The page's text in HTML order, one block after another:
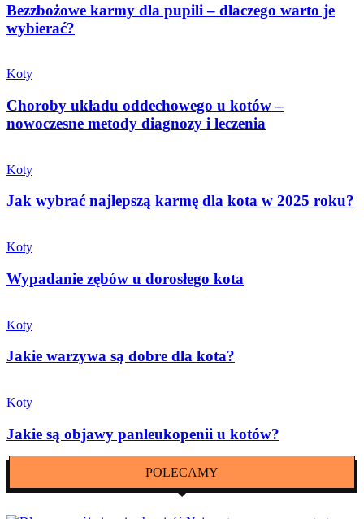
Bezzbożowe karmy dla pupili – dlaczego warto je
wybierać?
Koty
Choroby układu oddechowego u kotów –
nowoczesne metody diagnozy i leczenia
Koty
Jak wybrać najlepszą karmę dla kota w 2025 roku?
Koty
Wypadanie zębów u dorosłego kota
Koty
Jakie warzywa są dobre dla kota?
Koty
Jakie są objawy panleukopenii u kotów?
POLECAMY